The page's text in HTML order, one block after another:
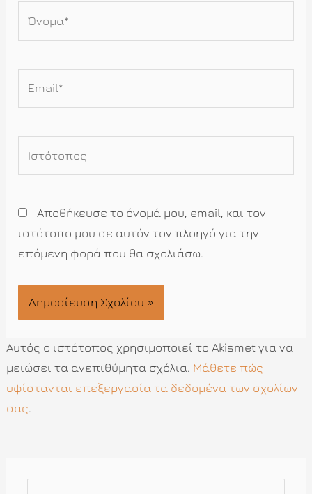
Αποθήκευσε το όνομά μου, email, και τον
ιστότοπο μου σε αυτόν τον πλοηγό για την
επόμενη φορά που θα σχολιάσω.
Αυτός ο ιστότοπος χρησιμοποιεί το Akismet για να
μειώσει τα ανεπιθύμητα σχόλια. Μάθετε πώς
υφίστανται επεξεργασία τα δεδομένα των σχολίων
σας.